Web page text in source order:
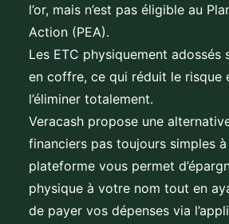
l’or, mais n’est pas éligible au
Action (PEA).
Les ETC physiquement adossés
en coffre, ce qui réduit le risque
l’éliminer totalement.
Veracash propose une
financiers pas toujours simples
plateforme vous permet
physique à votre nom tout en
de payer vos dépenses via